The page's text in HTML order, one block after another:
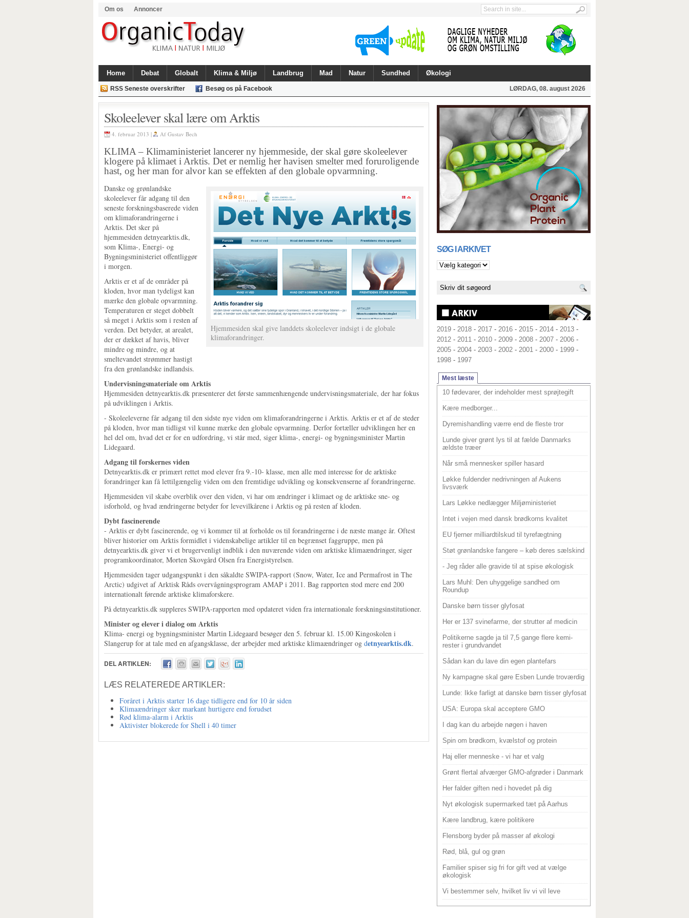
Om os Annoncer
Home Debat Globalt Klima & Miljø Landbrug Mad Natur Sundhed Økologi
RSS Seneste overskrifter Besøg os på Facebook LØRDAG, 08. august 2026
Skoleelever skal lære om Arktis
4. februar 2013 | Af Gustav Bech
KLIMA – Klimaministeriet lancerer ny hjemmeside, der skal gøre skoleelever
klogere på klimaet i Arktis. Det er nemlig her havisen smelter med foruroligende
hast, og her man for alvor kan se effekten af den globale opvarmning.
Hjemmesiden skal give landdets skoleelever indsigt i de globale
klimaforandringer.
Danske og grønlandske
skoleelever får adgang til den
seneste forskningsbaserede viden
om klimaforandringerne i
Arktis. Det sker på
hjemmesiden detnyearktis.dk,
som Klima-, Energi- og
Bygningsministeriet offentliggør
i morgen.
Arktis er et af de områder på
kloden, hvor man tydeligst kan
mærke den globale opvarmning.
Temperaturen er steget dobbelt
så meget i Arktis som i resten af
verden. Det betyder, at arealet,
der er dækket af havis, bliver
mindre og mindre, og at
smeltevandet strømmer hastigt
fra den grønlandske indlandsis.
Undervisningsmateriale om Arktis
Hjemmesiden detnyearktis.dk præsenterer det første sammenhængende undervisningsmateriale, der har fokus
på udviklingen i Arktis.
- Skoleeleverne får adgang til den sidste nye viden om klimaforandringerne i Arktis. Arktis er et af de steder
på kloden, hvor man tidligst vil kunne mærke den globale opvarmning. Derfor fortæller udviklingen her en
hel del om, hvad det er for en udfordring, vi står med, siger klima-, energi- og bygningsminister Martin
Lidegaard.
Adgang til forskernes viden
Detnyearktis.dk er primært rettet mod elever fra 9.-10- klasse, men alle med interesse for de arktiske
forandringer kan få lettilgængelig viden om den fremtidige udvikling og konsekvenserne af forandringerne.
Hjemmesiden vil skabe overblik over den viden, vi har om ændringer i klimaet og de arktiske sne- og
isforhold, og hvad ændringerne betyder for levevilkårene i Arktis og på resten af kloden.
Dybt fascinerende
- Arktis er dybt fascinerende, og vi kommer til at forholde os til forandringerne i de næste mange år. Oftest
bliver historier om Arktis formidlet i videnskabelige artikler til en begrænset faggruppe, men på
detnyearktis.dk giver vi et brugervenligt indblik i den nuværende viden om arktiske klimaændringer, siger
programkoordinator, Morten Skovgård Olsen fra Energistyrelsen.
Hjemmesiden tager udgangspunkt i den såkaldte SWIPA-rapport (Snow, Water, Ice and Permafrost in The
Arctic) udgivet af Arktisk Råds overvågningsprogram AMAP i 2011. Bag rapporten stod mere end 200
internationalt førende arktiske klimaforskere.
På detnyearktis.dk suppleres SWIPA-rapporten med opdateret viden fra internationale forskningsinstitutioner.
Minister og elever i dialog om Arktis
Klima- energi og bygningsminister Martin Lidegaard besøger den 5. februar kl. 15.00 Kingoskolen i
Slangerup for at tale med en afgangsklasse, der arbejder med arktiske klimaændringer og detnyearktis.dk.
DEL ARTIKLEN:
LÆS RELATEREDE ARTIKLER:
Foråret i Arktis starter 16 dage tidligere end for 10 år siden
Klimaændringer sker markant hurtigere end forudset
Rød klima-alarm i Arktis
Aktivister blokerede for Shell i 40 timer
SØG I ARKIVET
2019 - 2018 - 2017 - 2016 - 2015 - 2014 - 2013 -
2012 - 2011 - 2010 - 2009 - 2008 - 2007 - 2006 -
2005 - 2004 - 2003 - 2002 - 2001 - 2000 - 1999 -
1998 - 1997
Mest læste
10 fødevarer, der indeholder mest sprøjtegift
Kære medborger...
Dyremishandling værre end de fleste tror
Lunde giver grønt lys til at fælde Danmarks
ældste træer
Når små mennesker spiller hasard
Løkke fuldender nedrivningen af Aukens
livsværk
Lars Løkke nedlægger Miljøministeriet
Intet i vejen med dansk brødkorns kvalitet
EU fjerner milliardtilskud til tyrefægtning
Støt grønlandske fangere – køb deres sælskind
- Jeg råder alle gravide til at spise økologisk
Lars Muhl: Den uhyggelige sandhed om
Roundup
Danske børn tisser glyfosat
Her er 137 svinefarme, der strutter af medicin
Politikerne sagde ja til 7,5 gange flere kemi-
rester i grundvandet
Sådan kan du lave din egen plantefars
Ny kampagne skal gøre Esben Lunde troværdig
Lunde: Ikke farligt at danske børn tisser glyfosat
USA: Europa skal acceptere GMO
I dag kan du arbejde nøgen i haven
Spin om brødkorn, kvælstof og protein
Haj eller menneske - vi har et valg
Grønt flertal afværger GMO-afgrøder i Danmark
Her falder giften ned i hovedet på dig
Nyt økologisk supermarked tæt på Aarhus
Kære landbrug, kære politikere
Flensborg byder på masser af økologi
Rød, blå, gul og grøn
Familier spiser sig fri for gift ved at vælge
økologisk
Vi bestemmer selv, hvilket liv vi vil leve